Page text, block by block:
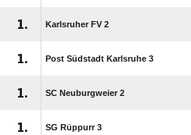
1. Karlsruher FV 2
1. Post Südstadt Karlsruhe 3
1. SC Neuburgweier 2
1. SG Rüppurr 3